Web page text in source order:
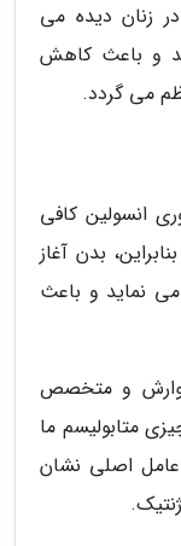
در زنان دیده می
و باعث کاهش
می گردد.
انسولین کافی
بدن آغاز
نماید و باعث
و متخصص
متابولیسم ما
اصلی نشان